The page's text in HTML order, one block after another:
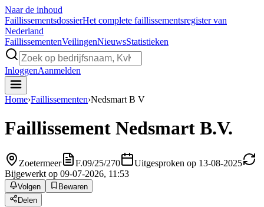
Naar de inhoud
FaillissementsdossierHet complete faillissementsregister van
Nederland
FaillissementenVeilingenNieuwsStatistieken
InloggenAanmelden
Home›Faillissementen›Nedsmart B V
Faillissement Nedsmart B.V.
Zoetermeer F.09/25/270
Uitgesproken op 13-08-2025
Bijgewerkt op 09-07-2026, 11:53
Volgen
Bewaren
Delen